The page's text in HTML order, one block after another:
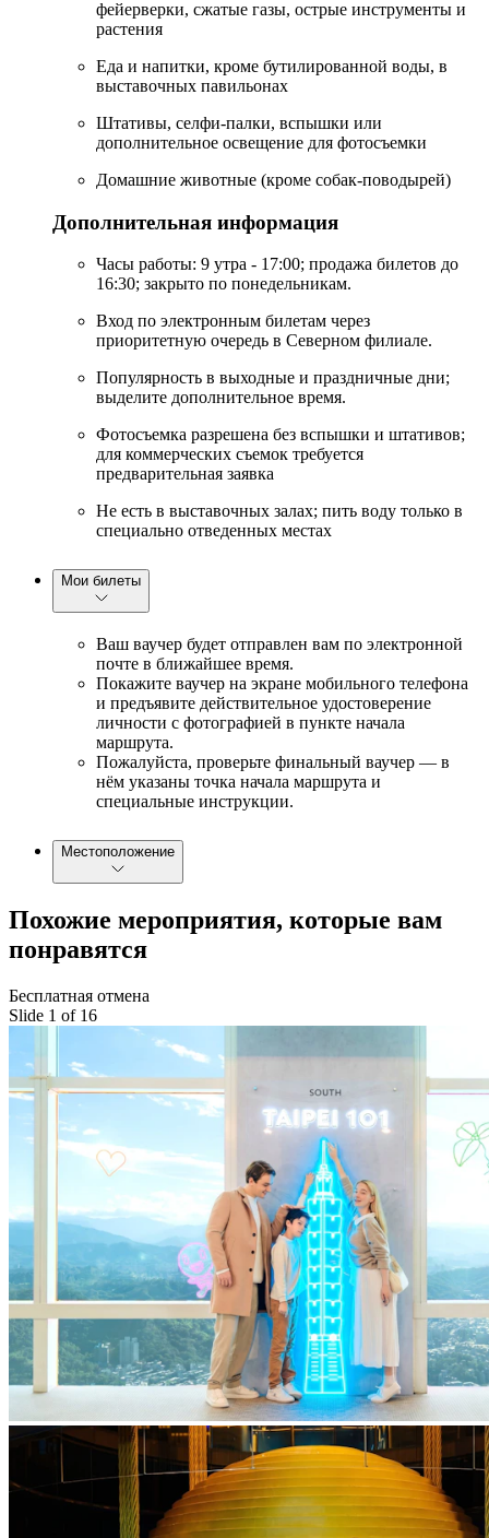
фейерверки, сжатые газы, острые инструменты и
растения
Еда и напитки, кроме бутилированной воды, в
выставочных павильонах
Штативы, селфи-палки, вспышки или
дополнительное освещение для фотосъемки
Домашние животные (кроме собак-поводырей)
Дополнительная информация
Часы работы: 9 утра - 17:00; продажа билетов до
16:30; закрыто по понедельникам.
Вход по электронным билетам через
приоритетную очередь в Северном филиале.
Популярность в выходные и праздничные дни;
выделите дополнительное время.
Фотосъемка разрешена без вспышки и штативов;
для коммерческих съемок требуется
предварительная заявка
Не есть в выставочных залах; пить воду только в
специально отведенных местах
Мои билеты
Ваш ваучер будет отправлен вам по электронной
почте в ближайшее время.
Покажите ваучер на экране мобильного телефона
и предъявите действительное удостоверение
личности с фотографией в пункте начала
маршрута.
Пожалуйста, проверьте финальный ваучер — в
нём указаны точка начала маршрута и
специальные инструкции.
Местоположение
Похожие мероприятия, которые вам
понравятся
Бесплатная отмена
Slide 1 of 16